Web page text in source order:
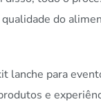
do
lanche para
e